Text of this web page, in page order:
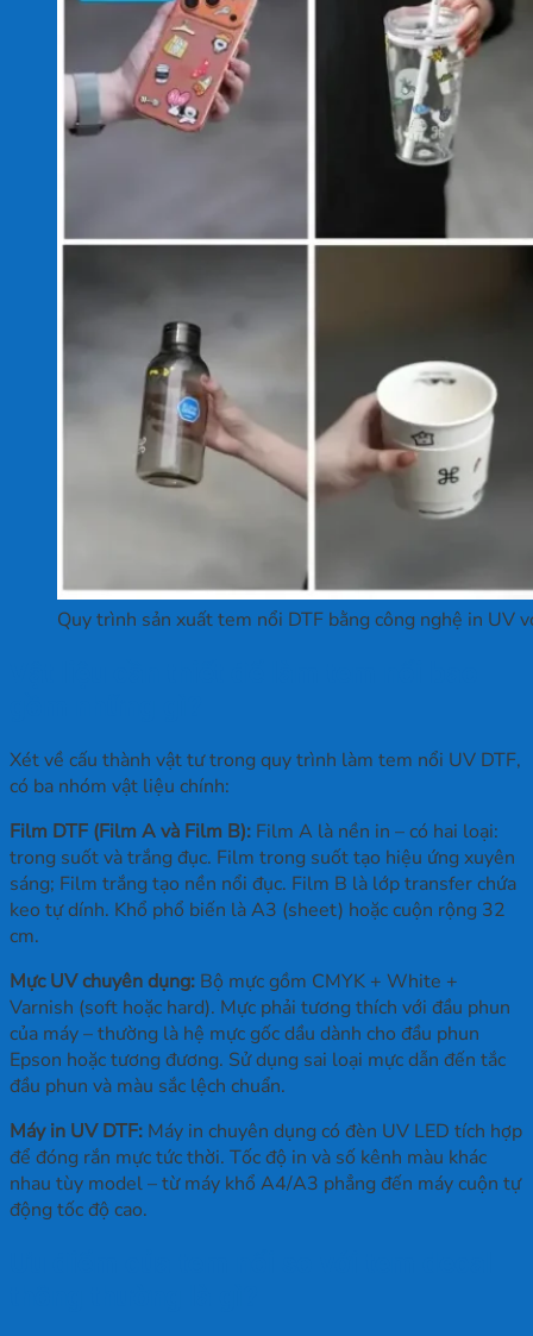
Quy trình sản xuất tem nổi DTF bằng công nghệ in UV
Xét về cấu thành vật tư trong quy trình làm tem nổi UV DTF,
có ba nhóm vật liệu chính:
Film DTF (Film A và Film B): Film A là nền in – có hai loại:
trong suốt và trắng đục. Film trong suốt tạo hiệu ứng xuyên
sáng; Film trắng tạo nền nổi đục. Film B là lớp transfer chứa
keo tự dính. Khổ phổ biến là A3 (sheet) hoặc cuộn rộng 32
cm.
Mực UV chuyên dụng: Bộ mực gồm CMYK + White +
Varnish (soft hoặc hard). Mực phải tương thích với đầu phun
của máy – thường là hệ mực gốc dầu dành cho đầu phun
Epson hoặc tương đương. Sử dụng sai loại mực dẫn đến tắc
đầu phun và màu sắc lệch chuẩn.
Máy in UV DTF: Máy in chuyên dụng có đèn UV LED tích hợp
để đóng rắn mực tức thời. Tốc độ in và số kênh màu khác
nhau tùy model – từ máy khổ A4/A3 phẳng đến máy cuộn tự
động tốc độ cao.